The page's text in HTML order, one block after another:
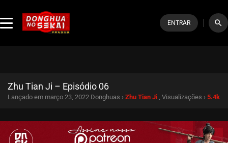
ENTRAR search
Zhu Tian Ji – Episódio 06
Lançado em março 23, 2022 Donghuas › Zhu Tian Ji , Visualizações › 5.4k